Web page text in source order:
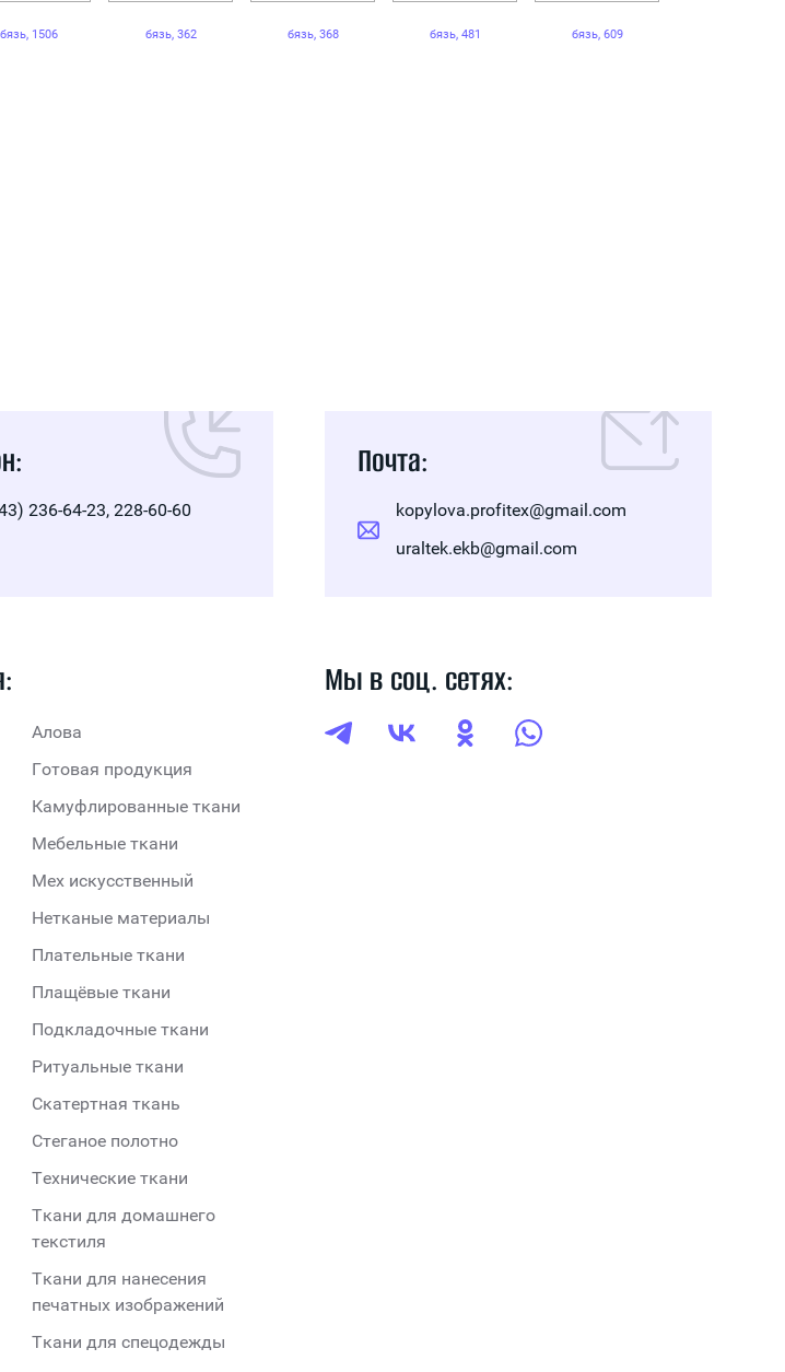
бязь, 1506 бязь, 362 бязь, 368 бязь, 481 бязь, 609
236-64-23, 228-60-60
Почта:
kopylova.profitex@gmail.com
uraltek.ekb@gmail.com
Алова
Готовая продукция
Камуфлированные ткани
Мебельные ткани
Мех искусственный
Нетканые материалы
Плательные ткани
Плащёвые ткани
Подкладочные ткани
Ритуальные ткани
Скатертная ткань
Стеганое полотно
Технические ткани
Ткани для домашнего
текстиля
Ткани для нанесения
печатных изображений
Ткани для спецодежды
Мы в соц. сетях: